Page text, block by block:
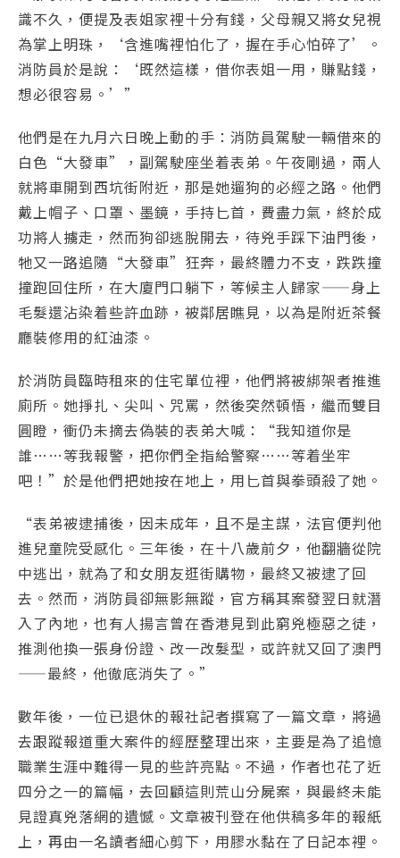
識不久，便提及表姐家裡十分有錢，父母親又將女兒視
為掌上明珠，‘含進嘴裡怕化了，握在手心怕碎了’。
消防員於是說：‘既然這樣，借你表姐一用，賺點錢，
想必很容易。’”
他們是在九月六日晚上動的手：消防員駕駛一輛借來的
白色“大發車”，副駕駛座坐着表弟。午夜剛過，兩人
就將車開到西坑街附近，那是她遛狗的必經之路。他們
戴上帽子、口罩、墨鏡，手持匕首，費盡力氣，終於成
功將人擄走，然而狗卻逃脫開去，待兇手踩下油門後，
牠又一路追隨“大發車”狂奔，最終體力不支，跌跌撞
撞跑回住所，在大廈門口躺下，等候主人歸家——身上
毛髮還沾染着些許血跡，被鄰居瞧見，以為是附近茶餐
廳裝修用的紅油漆。
於消防員臨時租來的住宅單位裡，他們將被綁架者推進
廁所。她掙扎、尖叫、咒罵，然後突然頓悟，繼而雙目
圓瞪，衝仍未摘去偽裝的表弟大喊：“我知道你是
誰……等我報警，把你們全指給警察……等着坐牢
吧！”於是他們把她按在地上，用匕首與拳頭殺了她。
“表弟被逮捕後，因未成年，且不是主謀，法官便判他
進兒童院受感化。三年後，在十八歲前夕，他翻牆從院
中逃出，就為了和女朋友逛街購物，最終又被逮了回
去。然而，消防員卻無影無蹤，官方稱其案發翌日就潛
入了內地，也有人揚言曾在香港見到此窮兇極惡之徒，
推測他換一張身份證、改一改髮型，或許就又回了澳門
——最終，他徹底消失了。”
數年後，一位已退休的報社記者撰寫了一篇文章，將過
去跟蹤報道重大案件的經歷整理出來，主要是為了追憶
職業生涯中難得一見的些許亮點。不過，作者也花了近
四分之一的篇幅，去回顧這則荒山分屍案，與最終未能
見證真兇落網的遺憾。文章被刊登在他供稿多年的報紙
上，再由一名讀者細心剪下，用膠水黏在了日記本裡。